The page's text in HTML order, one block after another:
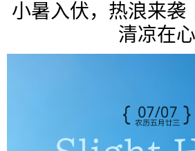
小暑入伏，热浪来袭
清凉在心